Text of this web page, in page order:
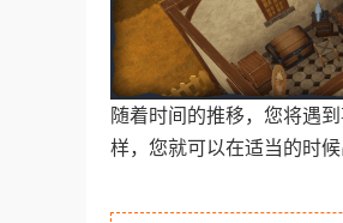
随着时间的推移，您将遇
样，您就可以在适当的时候